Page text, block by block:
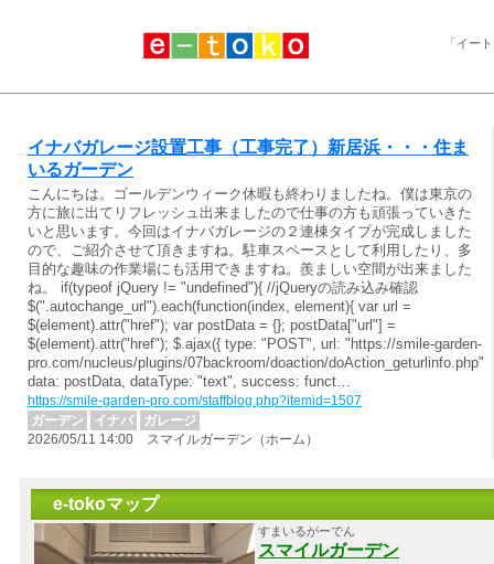
「イー
イナバガレージ設置工事（工事完了）新居浜・・・住ま
いるガーデン
こんにちは。ゴールデンウィーク休暇も終わりましたね。僕は東京の
方に旅に出てリフレッシュ出来ましたので仕事の方も頑張っていきた
いと思います。今回はイナバガレージの２連棟タイプが完成しました
ので、ご紹介させて頂きますね。駐車スペースとして利用したり、多
目的な趣味の作業場にも活用できますね。羨ましい空間が出来ました
ね。 if(typeof jQuery != "undefined"){ //jQueryの読み込み確認
$(".autochange_url").each(function(index, element){ var url =
$(element).attr("href"); var postData = {}; postData["url"] =
$(element).attr("href"); $.ajax({ type: "POST", url: "https://smile-garden-
pro.com/nucleus/plugins/07backroom/doaction/doAction_geturlinfo.php",
data: postData, dataType: "text", success: funct…
https://smile-garden-pro.com/staffblog.php?itemid=1507
ガーデン
イナバ
ガレージ
2026/05/11 14:00 スマイルガーデン（ホーム）
e-tokoマップ
すまいるがーでん
スマイルガーデン